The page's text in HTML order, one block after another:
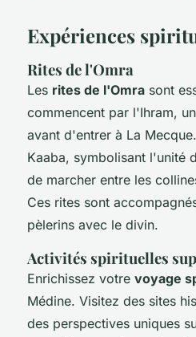
Expériences
Rites de l'Omra
Les rites de l'Omra sont
commencent par l'Ihram,
avant d'entrer à La
Kaaba, symbolisant l'unité
de marcher entre les
Ces rites sont
pèlerins avec le divin.
Activités spirituelles
Enrichissez votre voyage
Médine. Visitez des sites
des perspectives uniques